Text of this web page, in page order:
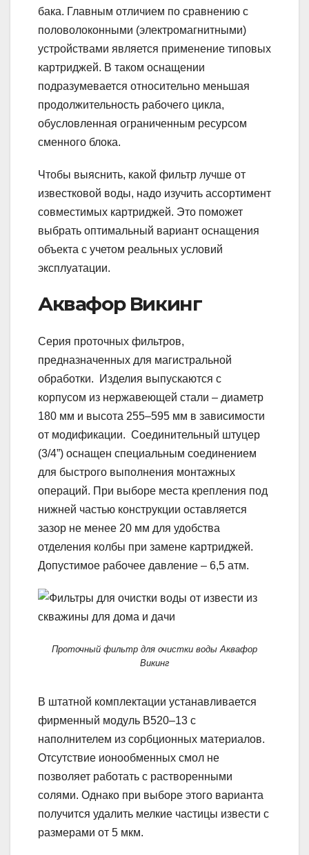
бака. Главным отличием по сравнению с
половолоконными (электромагнитными)
устройствами является применение типовых
картриджей. В таком оснащении
подразумевается относительно меньшая
продолжительность рабочего цикла,
обусловленная ограниченным ресурсом
сменного блока.
Чтобы выяснить, какой фильтр лучше от
известковой воды, надо изучить ассортимент
совместимых картриджей. Это поможет
выбрать оптимальный вариант оснащения
объекта с учетом реальных условий
эксплуатации.
Аквафор Викинг
Серия проточных фильтров,
предназначенных для магистральной
обработки. Изделия выпускаются с
корпусом из нержавеющей стали – диаметр
180 мм и высота 255–595 мм в зависимости
от модификации. Соединительный штуцер
(3/4”) оснащен специальным соединением
для быстрого выполнения монтажных
операций. При выборе места крепления под
нижней частью конструкции оставляется
зазор не менее 20 мм для удобства
отделения колбы при замене картриджей.
Допустимое рабочее давление – 6,5 атм.
Проточный фильтр для очистки воды Аквафор
Викинг
В штатной комплектации устанавливается
фирменный модуль В520–13 с
наполнителем из сорбционных материалов.
Отсутствие ионообменных смол не
позволяет работать с растворенными
солями. Однако при выборе этого варианта
получится удалить мелкие частицы извести с
размерами от 5 мкм.